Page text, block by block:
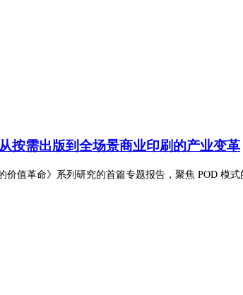
按需出版到全场景商业印刷的产业变革
值革命》系列研究的首篇专题报告，聚焦 POD 模